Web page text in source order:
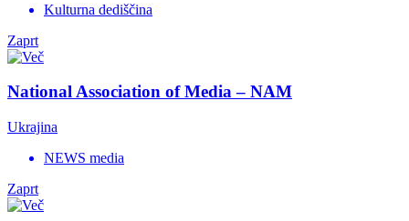
Kulturna dediščina
Zaprt
National Association of Media – NAM
Ukrajina
NEWS media
Zaprt